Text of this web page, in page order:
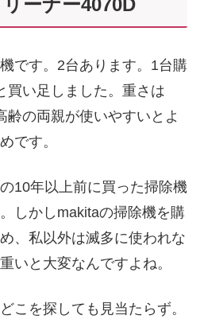
ーナー4070D
です。2台あります。1台購
買い足しました。重さは
齢の両親が使いやすいとよ
です。
10年以上前に買った掃除機
しかしmakitaの掃除機を購
、私以外は滅多に使われな
いと大変なんですよね。
こを探しても見当たらず。